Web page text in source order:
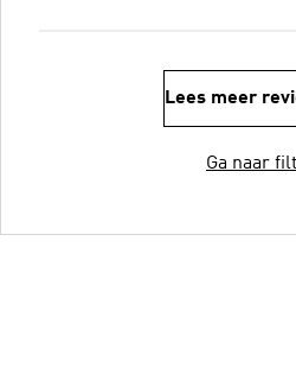
Lees meer
Ga naar